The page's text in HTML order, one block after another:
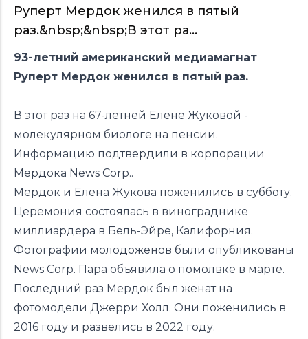
Руперт Мердок женился в пятый
раз.&nbsp;&nbsp;В этот ра...
93-летний американский медиамагнат
Руперт Мердок женился в пятый раз.
В этот раз на 67-летней Елене Жуковой -
молекулярном биологе на пенсии.
Информацию подтвердили в корпорации
Мердока News Corp..
Мердок и Елена Жукова поженились в субботу.
Церемония состоялась в винограднике
миллиардера в Бель-Эйре, Калифорния.
Фотографии молодоженов были опубликованы
News Corp. Пара объявила о помолвке в марте.
Последний раз Мердок был женат на
фотомодели Джерри Холл. Они поженились в
2016 году и развелись в 2022 году.